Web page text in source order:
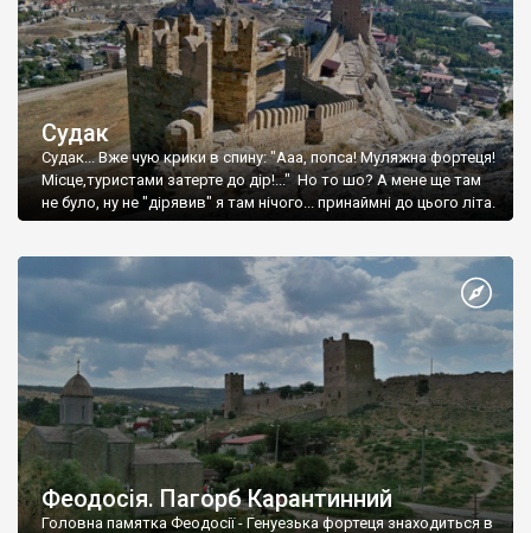
Судак
Судак... Вже чую крики в спину: "Ааа, попса! Муляжна фортеця!
Місце,туристами затерте до дір!..." Но то шо? А мене ще там
не було, ну не "дірявив" я там нічого... принаймні до цього літа.
Феодосія. Пагорб Карантинний
Головна памятка Феодосії - Генуезька фортеця знаходиться в